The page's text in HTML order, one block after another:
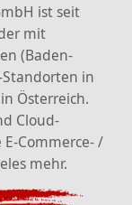
ist seit
mit
(Baden-
in
Österreich.
Cloud-
Commerce- /
mehr.